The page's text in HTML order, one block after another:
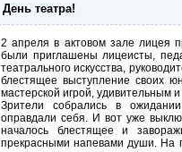
День театра!
2 апреля в актовом зале лицея
были приглашены лицеисты,
театрального искусства,
блестящее выступление своих
мастерской игрой, удивительным
Зрители собрались в
оправдали себя. И вот уже
началось блестящее и
прекрасными напевами души. На